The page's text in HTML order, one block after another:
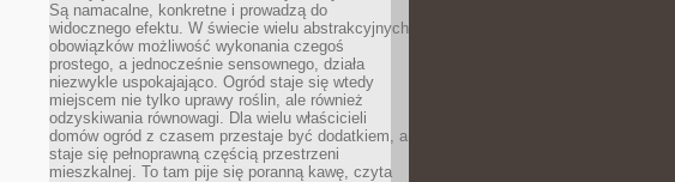
Są namacalne, konkretne i prowadzą do
widocznego efektu. W świecie wielu abstrakcyjnych
obowiązków możliwość wykonania czegoś
prostego, a jednocześnie sensownego, działa
niezwykle uspokajająco. Ogród staje się wtedy
miejscem nie tylko uprawy roślin, ale również
odzyskiwania równowagi. Dla wielu właścicieli
domów ogród z czasem przestaje być dodatkiem, a
staje się pełnoprawną częścią przestrzeni
mieszkalnej. To tam pije się poranną kawę, czyta